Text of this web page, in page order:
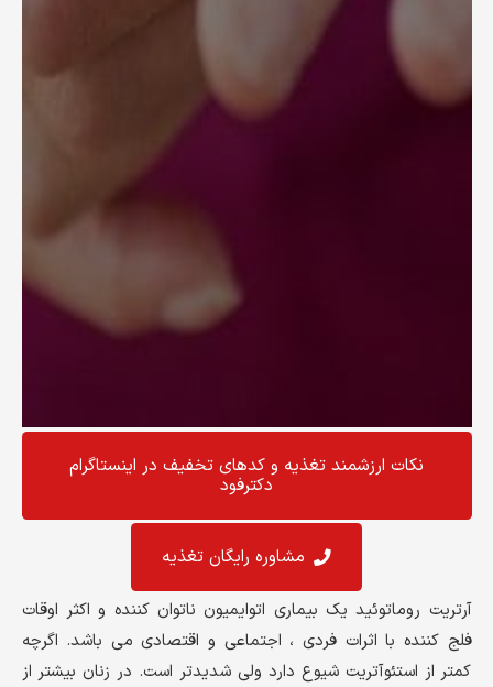
نکات ارزشمند تغذیه و کد‌های تخفیف در اینستاگرام
دکترفود
مشاوره رایگان تغذیه
آرتریت روماتوئید یک بیماری اتوایمیون ناتوان کننده و اکثر اوقات
فلج کننده با اثرات فردی ، اجتماعی و اقتصادی می باشد. اگرچه
کمتر از استئوآتریت شیوع دارد ولی شدیدتر است. در زنان بیشتر از